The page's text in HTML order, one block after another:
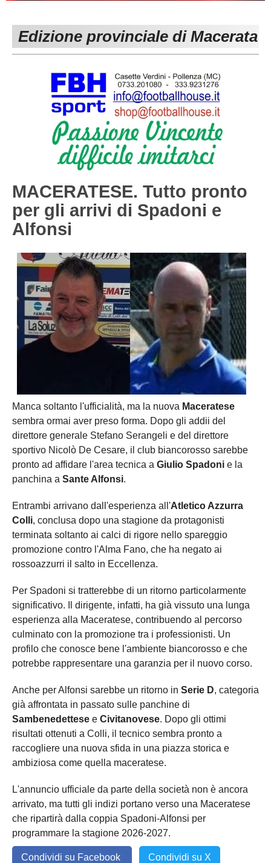
Carica la tua Rosa
1^ CATEGORIA
3^ CATEGORIA
GIOVANILI
Edizione provinciale di Macerata
MACERATESE. Tutto pronto
per gli arrivi di Spadoni e
Alfonsi
Manca soltanto l'ufficialità, ma la nuova Maceratese
sembra ormai aver preso forma. Dopo gli addii del
direttore generale Stefano Serangeli e del direttore
sportivo Nicolò De Cesare, il club biancorosso sarebbe
pronto ad affidare l'area tecnica a Giulio Spadoni e la
panchina a Sante Alfonsi.
Entrambi arrivano dall'esperienza all'Atletico Azzurra
Colli, conclusa dopo una stagione da protagonisti
terminata soltanto ai calci di rigore nello spareggio
promozione contro l'Alma Fano, che ha negato ai
rossoazzurri il salto in Eccellenza.
Per Spadoni si tratterebbe di un ritorno particolarmente
significativo. Il dirigente, infatti, ha già vissuto una lunga
esperienza alla Maceratese, contribuendo al percorso
culminato con la promozione tra i professionisti. Un
profilo che conosce bene l'ambiente biancorosso e che
potrebbe rappresentare una garanzia per il nuovo corso.
Anche per Alfonsi sarebbe un ritorno in Serie D, categoria
già affrontata in passato sulle panchine di
Sambenedettese e Civitanovese. Dopo gli ottimi
risultati ottenuti a Colli, il tecnico sembra pronto a
raccogliere una nuova sfida in una piazza storica e
ambiziosa come quella maceratese.
L'annuncio ufficiale da parte della società non è ancora
arrivato, ma tutti gli indizi portano verso una Maceratese
che ripartirà dalla coppia Spadoni-Alfonsi per
programmare la stagione 2026-2027.
Condividi su Facebook Condividi su X